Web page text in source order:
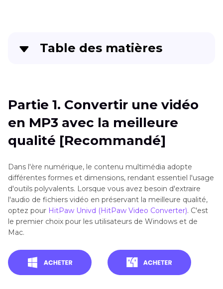
Table des matières
Partie 2. Les Meilleurs Convertisseurs Vidéo
MP3 en Ligne
Partie 3. Convertisseurs Vidéo MP3 Gratuits
Partie 4 . HitPaw Univd en MP3 Android et
iPhone
Conclusion
Partie 1. Convertir une vidéo
en MP3 avec la meilleure
qualité [Recommandé]
Dans l'ère numérique, le contenu multimédia adopte
différentes formes et dimensions, rendant essentiel l'usage
d'outils polyvalents. Lorsque vous avez besoin d'extraire
l'audio de fichiers vidéo en préservant la meilleure qualité,
optez pour HitPaw Univd (HitPaw Video Converter). C'est
le premier choix pour les utilisateurs de Windows et de
Mac.